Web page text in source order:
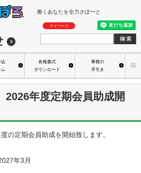
働くあなたを全力さぽーと
マイページ
込
ム
各種書式
ダウンロード
事務の
手引き
年度定期会員助成開
の定期会員助成を開始致します。
年3 月